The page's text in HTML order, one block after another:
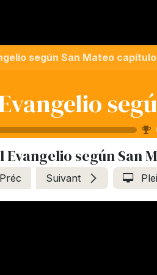
según San Mateo capítulo 15 versos
Evangelio según San
Préc Suivant